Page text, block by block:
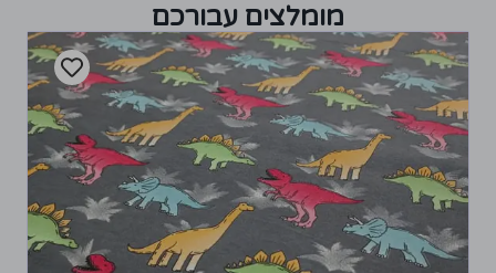
מומלצים עבורכם